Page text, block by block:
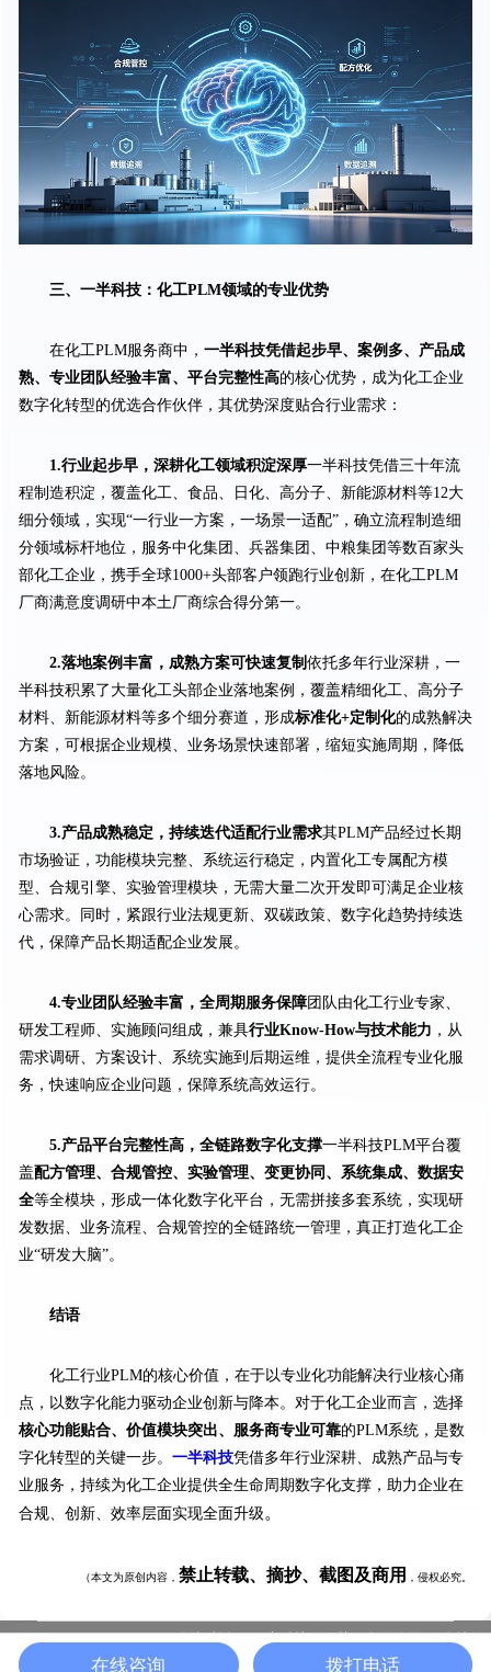
三、一半科技：化工PLM领域的专业优势
在化工PLM服务商中， 一半科技凭借起步早、案例多、产品成
熟、专业团队经验丰富、平台完整性高的核心优势，成为化工企业
数字化转型的优选合作伙伴，其优势深度贴合行业需求：
1.行业起步早，深耕化工领域积淀深厚一半科技凭借三十年流
程制造积淀，覆盖化工、食品、日化、高分子、新能源材料等12大
细分领域，实现“一行业一方案，一场景一适配”，确立流程制造细
分领域标杆地位，服务中化集团、兵器集团、中粮集团等数百家头
部化工企业，携手全球1000+头部客户领跑行业创新，在化工PLM
厂商满意度调研中本土厂商综合得分第一。
2.落地案例丰富，成熟方案可快速复制 依托多年行业深耕，一
半科技积累了大量化工头部企业落地案例，覆盖精细化工、高分子
材料、新能源材料等多个细分赛道，形成标准化+定制化的成熟解决
方案，可根据企业规模、业务场景快速部署，缩短实施周期，降低
落地风险。
3.产品成熟稳定，持续迭代适配行业需求其PLM产品经过长期
市场验证，功能模块完整、系统运行稳定，内置化工专属配方模
型、合规引擎、实验管理模块，无需大量二次开发即可满足企业核
心需求。同时，紧跟行业法规更新、双碳政策、数字化趋势持续迭
代，保障产品长期适配企业发展。
4.专业团队经验丰富，全周期服务保障团队由化工行业专家、
研发工程师、实施顾问组成，兼具行业Know-How与技术能力 ，从
需求调研、方案设计、系统实施到后期运维，提供全流程专业化服
务，快速响应企业问题，保障系统高效运行。
5.产品平台完整性高，全链路数字化支撑一半科技PLM平台覆
盖配方管理、合规管控、实验管理、变更协同、系统集成、数据安
全等全模块，形成一体化数字化平台，无需拼接多套系统，实现研
发数据、业务流程、合规管控的全链路统一管理，真正打造化工企
业“研发大脑”。
结语
化工行业PLM的核心价值，在于以专业化功能解决行业核心痛
点，以数字化能力驱动企业创新与降本。对于化工企业而言，选择
核心功能贴合、价值模块突出、服务商专业可靠的PLM系统，是数
字化转型的关键一步。 一半科技凭借多年行业深耕、成熟产品与专
业服务，持续为化工企业提供全生命周期数字化支撑，助力企业在
合规、创新、效率层面实现全面升级 。
（本文为原创内容， 禁止转载、摘抄、截图及商用 ，侵权必究。
苏ICP备19037339号-10 | 版权所有：一半科技（江苏）有限公司 友情链
在线咨询 拨打电话